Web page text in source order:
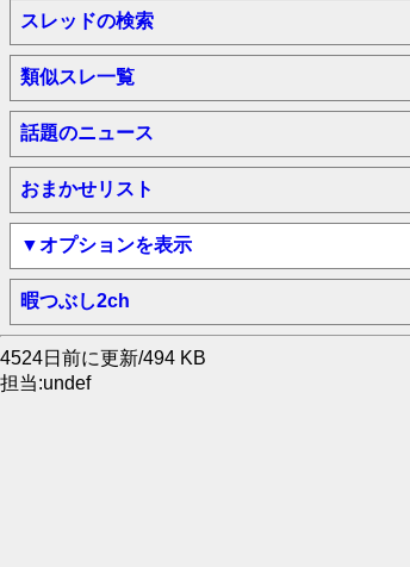
スレッドの検索
類似スレ一覧
話題のニュース
おまかせリスト
▼オプションを表示
暇つぶし2ch
4524日前に更新/494 KB
担当:undef